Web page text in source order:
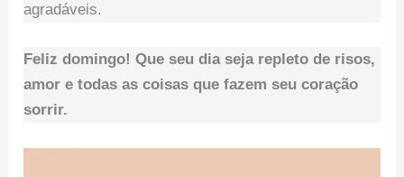
agradáveis.
Feliz domingo! Que seu dia seja repleto de risos,
amor e todas as coisas que fazem seu coração
sorrir.